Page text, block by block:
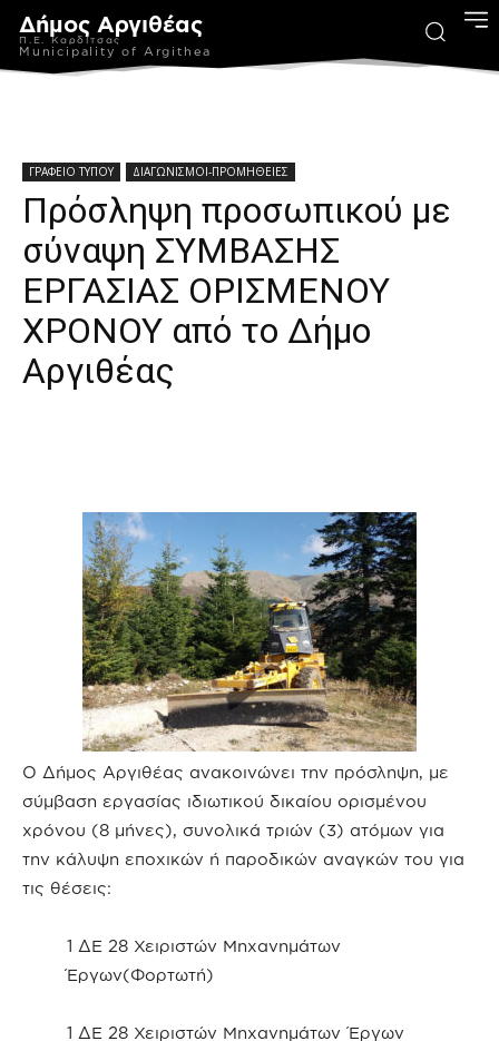
Δήμος Αργιθέας
Π.Ε. Καρδίτσας
Municipality of Argithea
ΓΡΑΦΕΙΟ ΤΥΠΟΥ ΔΙΑΓΩΝΙΣΜΟΙ-ΠΡΟΜΗΘΕΙΕΣ
Πρόσληψη προσωπικού με
σύναψη ΣΥΜΒΑΣΗΣ
ΕΡΓΑΣΙΑΣ ΟΡΙΣΜΕΝΟΥ
ΧΡΟΝΟΥ από το Δήμο
Αργιθέας
Ο Δήμος Αργιθέας ανακοινώνει την πρόσληψη, με
σύμβαση εργασίας ιδιωτικού δικαίου ορισμένου
χρόνου (8 μήνες), συνολικά τριών (3) ατόμων για
την κάλυψη εποχικών ή παροδικών αναγκών του για
τις θέσεις:
1 ΔΕ 28 Χειριστών Μηχανημάτων
Έργων(Φορτωτή)
1 ΔΕ 28 Χειριστών Μηχανημάτων Έργων